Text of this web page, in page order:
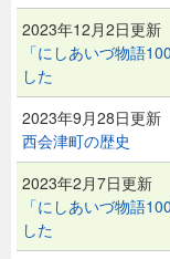
2023年12月2日更新
「にしあいづ物語
した
2023年9月28日更新
西会津町の歴史
2023年2月7日更新
「にしあいづ物語
した